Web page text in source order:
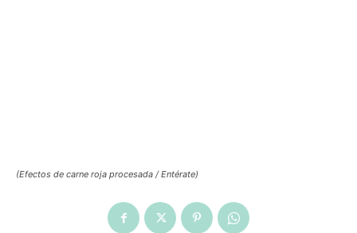
(Efectos de carne roja procesada / Entérate)